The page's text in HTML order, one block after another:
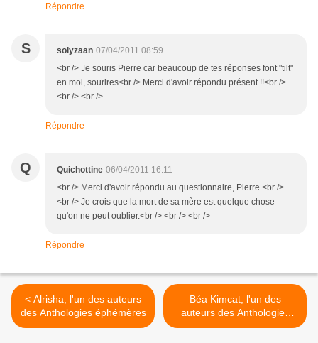
Répondre
S solyzaan 07/04/2011 08:59
<br /> Je souris Pierre car beaucoup de tes réponses font "tilt"
en moi, sourires<br /> Merci d'avoir répondu présent !!<br />
<br /> <br />
Répondre
Q Quichottine 06/04/2011 16:11
<br /> Merci d'avoir répondu au questionnaire, Pierre.<br />
<br /> Je crois que la mort de sa mère est quelque chose
qu'on ne peut oublier.<br /> <br /> <br />
Répondre
< Alrisha, l'un des auteurs
des Anthologies éphémères
Béa Kimcat, l'un des
auteurs des Anthologies
éphémères >